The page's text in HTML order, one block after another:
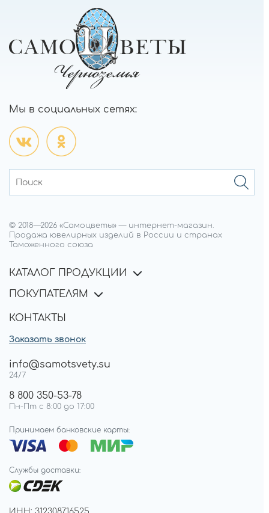
Мы в социальных сетях:
© 2018—2026 «Самоцветы» — интернет-магазин.
Продажа ювелирных изделий в России и странах
Таможенного союза
КАТАЛОГ ПРОДУКЦИИ
ПОКУПАТЕЛЯМ
КОНТАКТЫ
Заказать звонок
info@samotsvety.su
24/7
8 800 350-53-78
Пн-Пт с 8:00 до 17:00
Принимаем банковские карты:
Службы доставки: